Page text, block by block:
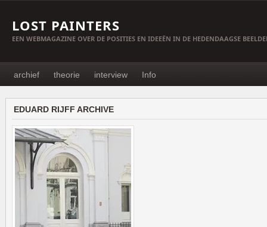
LOST PAINTERS
EEN WEBMAGAZINE OVER DE POSITIES EN IDEEËN IN DE HEDENDAAGSE
archief theorie interview Info
EDUARD RIJFF ARCHIVE